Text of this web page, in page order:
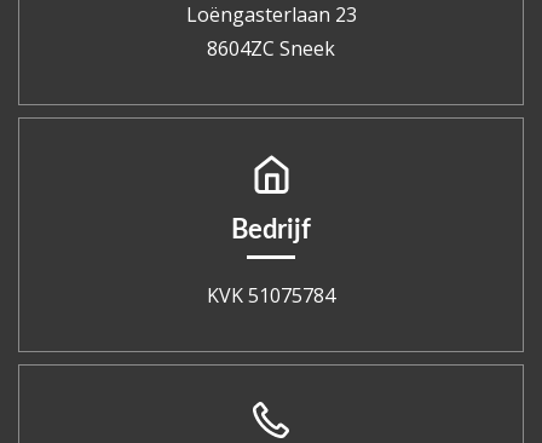
Loëngasterlaan 23
8604ZC Sneek
Bedrijf
KVK 51075784